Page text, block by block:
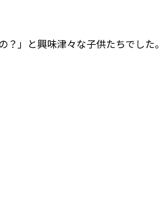
」と興味津々な子供たちでした。